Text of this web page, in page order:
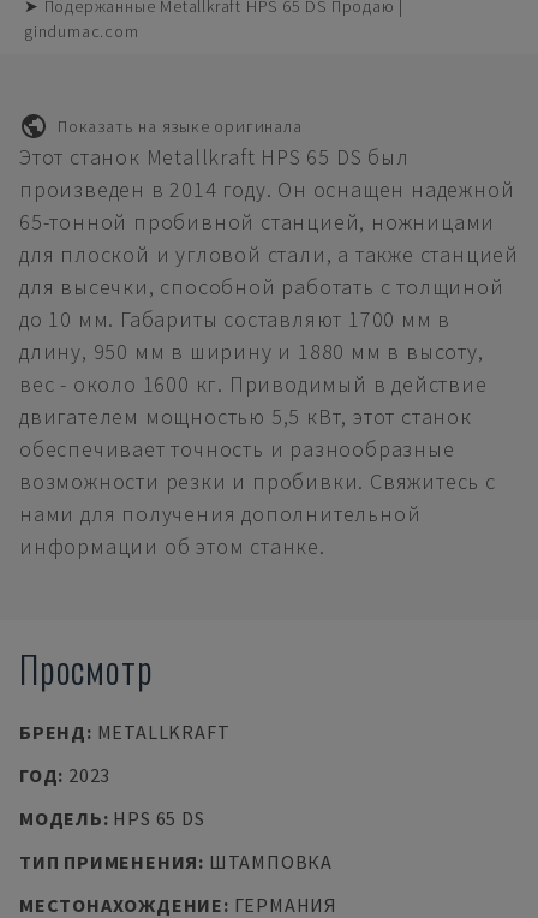
➤ Подержанные Metallkraft HPS 65 DS Продаю |
gindumac.com
Показать на языке оригинала
Этот станок Metallkraft HPS 65 DS был
произведен в 2014 году. Он оснащен надежной
65-тонной пробивной станцией, ножницами
для плоской и угловой стали, а также станцией
для высечки, способной работать с толщиной
до 10 мм. Габариты составляют 1700 мм в
длину, 950 мм в ширину и 1880 мм в высоту,
вес - около 1600 кг. Приводимый в действие
двигателем мощностью 5,5 кВт, этот станок
обеспечивает точность и разнообразные
возможности резки и пробивки. Свяжитесь с
нами для получения дополнительной
информации об этом станке.
Просмотр
БРЕНД: METALLKRAFT
ГОД: 2023
МОДЕЛЬ: HPS 65 DS
ТИП ПРИМЕНЕНИЯ: ШТАМПОВКА
МЕСТОНАХОЖДЕНИЕ: ГЕРМАНИЯ